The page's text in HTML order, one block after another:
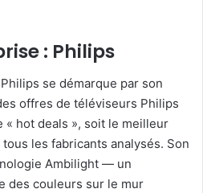
: Philips
se démarque par son
offres de téléviseurs Philips
« hot deals », soit le meilleur
les fabricants analysés. Son
Ambilight — un
des couleurs sur le mur